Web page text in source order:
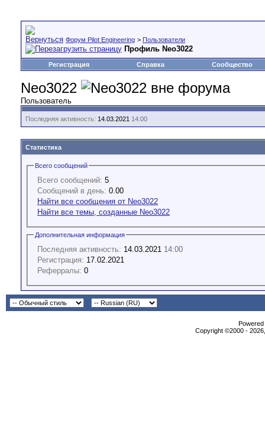
Форум Pilot Engineering > Пользователи
Профиль Neo3022
Регистрация Справка Сообщество
Neo3022
Пользователь
Последняя активность: 14.03.2021 14:00
Статистика
Всего сообщений
Всего сообщений: 5
Сообщений в день: 0.00
Найти все сообщения от Neo3022
Найти все темы, созданные Neo3022
Дополнительная информация
Последняя активность: 14.03.2021 14:00
Регистрация: 17.02.2021
Реферралы: 0
Copyright ©2000 -